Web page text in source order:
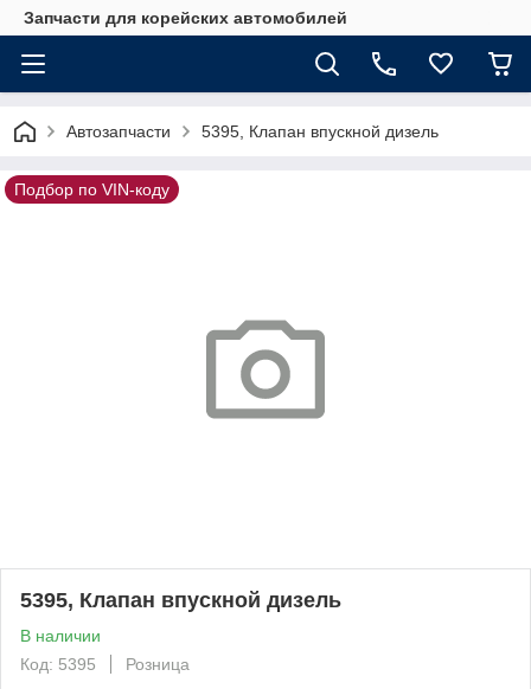
Запчасти для корейских автомобилей
Автозапчасти 5395, Клапан впускной дизель
Подбор по VIN-коду
5395, Клапан впускной дизель
В наличии
Код: 5395
Розница